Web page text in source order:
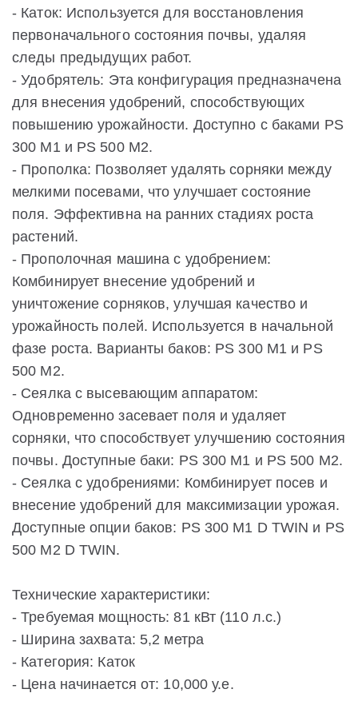
- Каток: Используется для восстановления
первоначального состояния почвы, удаляя
следы предыдущих работ.
- Удобрятель: Эта конфигурация предназначена
для внесения удобрений, способствующих
повышению урожайности. Доступно с баками PS
300 M1 и PS 500 M2.
- Прополка: Позволяет удалять сорняки между
мелкими посевами, что улучшает состояние
поля. Эффективна на ранних стадиях роста
растений.
- Прополочная машина с удобрением:
Комбинирует внесение удобрений и
уничтожение сорняков, улучшая качество и
урожайность полей. Используется в начальной
фазе роста. Варианты баков: PS 300 M1 и PS
500 M2.
- Сеялка с высевающим аппаратом:
Одновременно засевает поля и удаляет
сорняки, что способствует улучшению состояния
почвы. Доступные баки: PS 300 M1 и PS 500 M2.
- Сеялка с удобрениями: Комбинирует посев и
внесение удобрений для максимизации урожая.
Доступные опции баков: PS 300 M1 D TWIN и PS
500 M2 D TWIN.
Технические характеристики:
- Требуемая мощность: 81 кВт (110 л.с.)
- Ширина захвата: 5,2 метра
- Категория: Каток
- Цена начинается от: 10,000 у.е.